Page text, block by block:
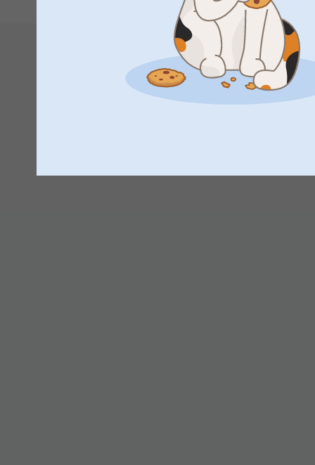
Tack så mycket för att du gav ⭐️⭐️⭐️⭐️⭐️ och för
Hoppas du får en fin sommar!
Miia @smartphoto